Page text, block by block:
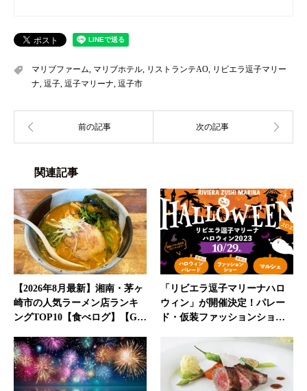
マリブファーム, マリブホテル, リストランテAO, リビエラ逗子マリー
ナ, 逗子, 逗子マリーナ, 逗子市
関連記事
【2026年8月最新】湘南・茅ヶ
崎市の人気ラーメン店ランキ
ングTOP10【食べログ】【G…
「リビエラ逗子マリーナハロ
ウィン」が開催決定！パレー
ド・仮装ファッションショ…